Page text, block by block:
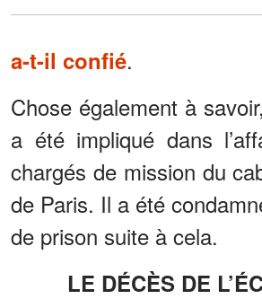
a-t-il confié.
Chose également à
a été impliqué dans
chargés de mission du
de Paris. Il a été
de prison suite à cela.
LE DÉCÈS DE